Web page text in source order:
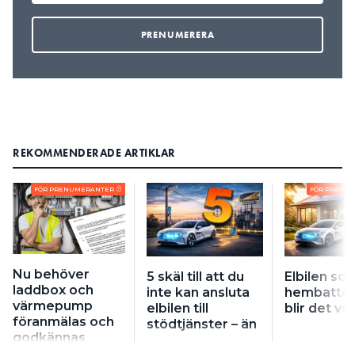
REKOMMENDERADE ARTIKLAR
FÖR PRENUMERANTER
Nu behöver
laddbox och
värmepump
föranmälas och
godkännas
5 skäl till att du
inte kan ansluta
elbilen till
stödtjänster – än
FÖR
Elbilen
blir det